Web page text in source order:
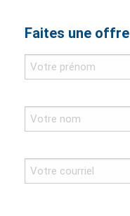
Faites une offre